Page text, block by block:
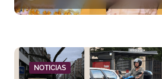
NOTICIAS